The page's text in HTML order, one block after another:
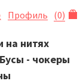
Профиль (0)
на нитях
Бусы - чокеры